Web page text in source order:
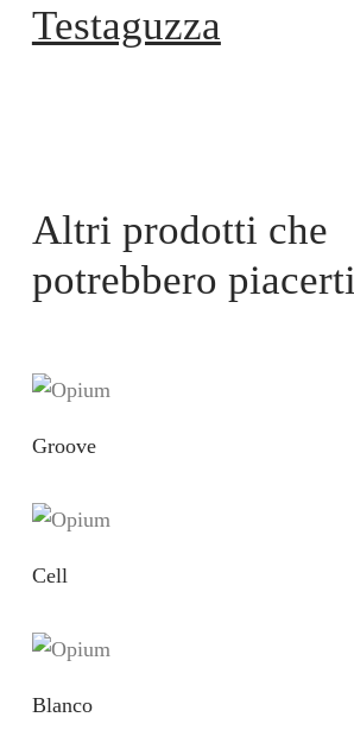
Testaguzza
Altri prodotti che
potrebbero piacerti
Groove
Cell
Blanco